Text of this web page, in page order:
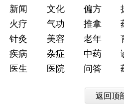
新闻
文化 偏方
火疗
气功 推拿
针灸
美容 老年
疾病
杂症 中药
医生
医院 问答
返回顶